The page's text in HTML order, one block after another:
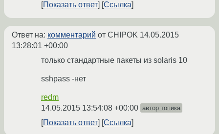
Показать ответ
Ссылка
Ответ на: комментарий от CHIPOK 14.05.2015
13:28:01 +00:00
только стандартные пакеты из solaris 10
sshpass -нет
redm
14.05.2015 13:54:08 +00:00 автор топика
Показать ответ Ссылка